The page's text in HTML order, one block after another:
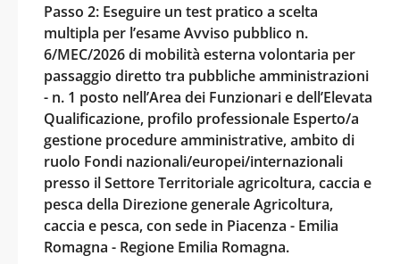
Passo 2: Eseguire un test pratico a scelta
multipla per l’esame Avviso pubblico n.
6/MEC/2026 di mobilità esterna volontaria per
passaggio diretto tra pubbliche amministrazioni
- n. 1 posto nell’Area dei Funzionari e dell’Elevata
Qualificazione, profilo professionale Esperto/a
gestione procedure amministrative, ambito di
ruolo Fondi nazionali/europei/internazionali
presso il Settore Territoriale agricoltura, caccia e
pesca della Direzione generale Agricoltura,
caccia e pesca, con sede in Piacenza - Emilia
Romagna - Regione Emilia Romagna.